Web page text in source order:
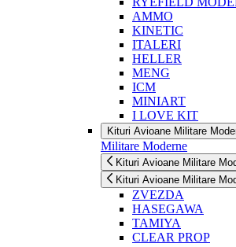
AMMO
KINETIC
ITALERI
HELLER
MENG
ICM
MINIART
I LOVE KIT
Kituri Avioane Militare
Militare Moderne
Kituri Avioane Militare
Kituri Avioane Militare
ZVEZDA
HASEGAWA
TAMIYA
CLEAR PROP